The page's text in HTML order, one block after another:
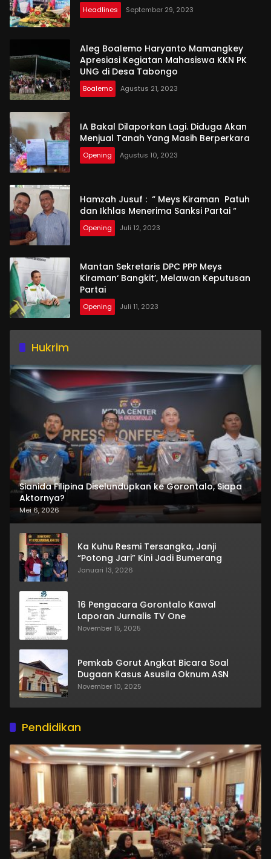
Headlines September 29, 2023
Aleg Boalemo Haryanto Mamangkey
Apresiasi Kegiatan Mahasiswa KKN PK
UNG di Desa Tabongo
Boalemo Agustus 21, 2023
IA Bakal Dilaporkan Lagi. Diduga Akan
Menjual Tanah Yang Masih Berperkara
Opening Agustus 10, 2023
Hamzah Jusuf : “ Meys Kiraman Patuh
dan Ikhlas Menerima Sanksi Partai “
Opening Juli 12, 2023
Mantan Sekretaris DPC PPP Meys
Kiraman‘ Bangkit’, Melawan Keputusan
Partai
Opening Juli 11, 2023
Hukrim
Sianida Filipina Diselundupkan ke Gorontalo, Siapa
Aktornya?
Mei 6, 2026
Ka Kuhu Resmi Tersangka, Janji
“Potong Jari” Kini Jadi Bumerang
Januari 13, 2026
16 Pengacara Gorontalo Kawal
Laporan Jurnalis TV One
November 15, 2025
Pemkab Gorut Angkat Bicara Soal
Dugaan Kasus Asusila Oknum ASN
November 10, 2025
Pendidikan